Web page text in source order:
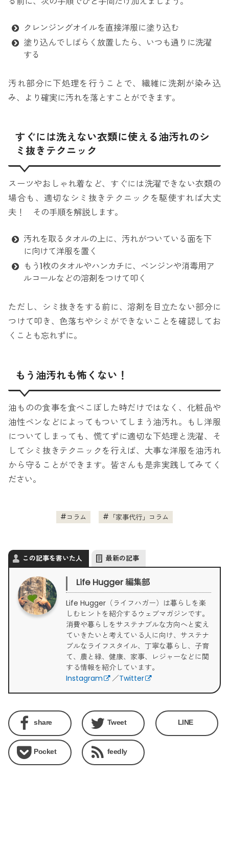
クレンジングオイルを直接洋服に塗り込む
塗り込んでしばらく放置したら、いつも通りに洗濯
する
汚れ部分に下処理を行うことで、繊維に洗剤が染み込
み、より確実に汚れを落とすことができます。
すぐには洗えない衣類に使える油汚れのシ
ミ抜きテクニック
スーツやおしゃれ着など、すぐには洗濯できない衣類の
場合も、適切なシミ抜きテクニックを駆使すれば大丈
夫！ その手順を解説します。
汚れを取るタオルの上に、汚れがついている面を下
に向けて洋服を置く
もう1枚のタオルやハンカチに、ベンジンや消毒用ア
ルコールなどの溶剤をつけて叩く
ただし、シミ抜きをする前に、溶剤を目立たない部分に
つけて叩き、色落ちやシミができないことを確認してお
くことも忘れずに。
もう油汚れも怖くない！
油ものの食事を食べこぼした時だけではなく、化粧品や
油性ペンなどによってもついてしまう油汚れ。もし洋服
についてしまっても、慌てずに適切な下処理と洗濯、そ
してシミ抜きテクニックを行えば、大事な洋服を油汚れ
から守ることができます。皆さんも是非実践してみてく
ださい。
コラム 「家事代行」コラム
この記事を書いた人 最新の記事
Life Hugger 編集部
Life Hugger（ライフハガー）は暮らしを楽
しむヒントを紹介するウェブマガジンです。
消費や暮らしをサステナブルな方向へと変え
ていきたいと考えている人に向け、サステナ
ブルなライフスタイル、丁寧な暮らし、子育
て、農と緑、健康、家事、レジャーなどに関
する情報を紹介しています。
Instagram
／Twitter
share Tweet LINE
Pocket feedly